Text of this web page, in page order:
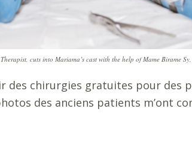
cuts into Mariama’s cast with the help of Mame Birame Sy,
des chirurgies gratuites pour des
des anciens patients m’ont